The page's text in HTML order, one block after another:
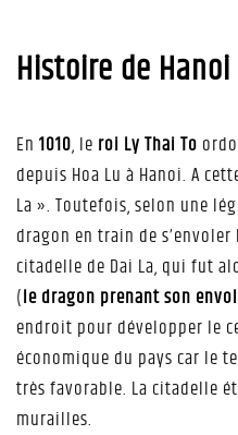
Histoire de Hanoi
En 1010, le roi Ly Thai To
depuis Hoa Lu à Hanoi. A
La ». Toutefois, selon une
dragon en train de
citadelle de Dai La, qui fut
(le dragon prenant son envol
endroit pour développer le
économique du pays car le
très favorable. La citadelle
murailles.